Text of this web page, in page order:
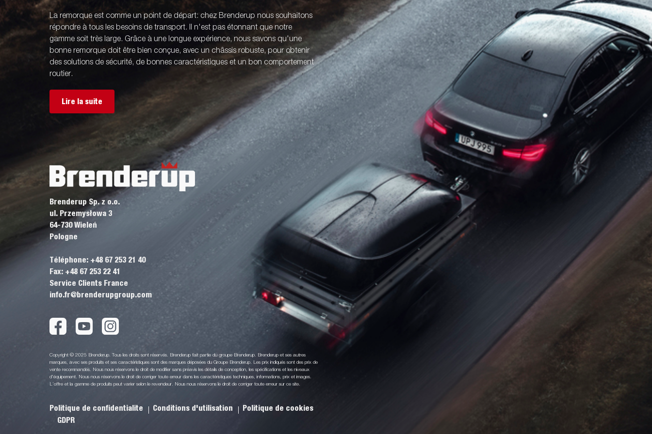
La remorque est comme un point de départ: chez Brenderup nous souhaitons
répondre à tous les besoins de transport. Il n'est pas étonnant que notre
gamme soit très large. Grâce à une longue expérience, nous savons qu'une
bonne remorque doit être bien conçue, avec un châssis robuste, pour obtenir
des solutions de sécurité, de bonnes caractéristiques et un bon comportement
routier.
Lire la suite
Brenderup Sp. z o.o.
ul. Przemysłowa 3
64-730 Wieleń
Pologne
Téléphone: +48 67 253 21 40
Fax: +48 67 253 22 41
Service Clients France
info.fr@brenderupgroup.com
Copyright © 2025 Brenderup. Tous les droits sont réservés. Brenderup fait partie du groupe Brenderup. Brenderup et ses autres
marques, avec ses produits et ses caractéristiques sont des marques déposées du Groupe Brenderup. Les prix indiqués sont des prix de
vente recommandés. Nous nous réservons le droit de modifier sans préavis les détails de conception, les spécifications et les niveaux
d'équipement. Nous nous réservons le droit de corriger toute erreur dans les caractéristiques techniques, informations, prix et images.
L’offre et la gamme de produits peut varier selon le revendeur. Nous nous réservons le droit de corriger toute erreur sur ce site.
Politique de confidentialite Conditions d'utilisation
Politique de cookies
GDPR